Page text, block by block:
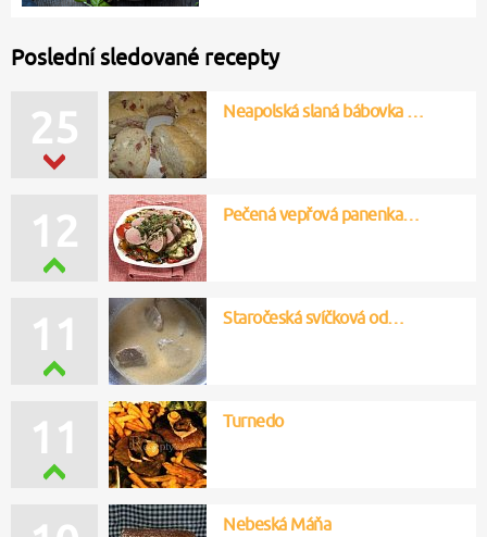
Poslední sledované recepty
25 Neapolská slaná bábovka …
11 Staročeská svíčková od…
11 Turnedo
Nebeská Máňa
12 Pečená vepřová panenka…